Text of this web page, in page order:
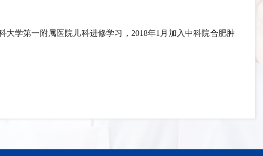
大学第一附属医院儿科进修学习，2018年1月加入中科院合肥肿